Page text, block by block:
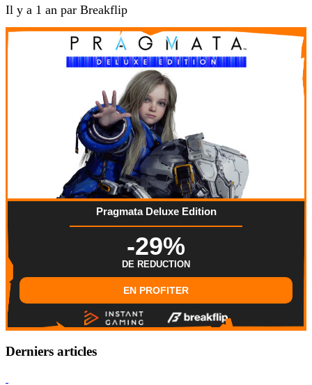
Il y a 1 an par Breakflip
Pragmata Deluxe Edition
-29%
DE REDUCTION
EN PROFITER
Derniers articles